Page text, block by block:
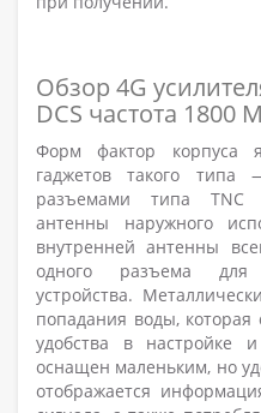
Обзор 4G
DCS частота 1800
Форм фактор корпуса
гаджетов такого типа
разъемами типа TNC
антенны наружного
внутренней антенны
одного разъема для
устройства.
попадания воды, которая
удобства в настройке
оснащен маленьким, но
отображается